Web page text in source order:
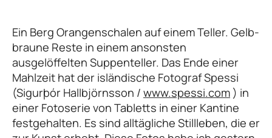
Ein Berg Orangenschalen auf einem Teller. Gelb-
braune Reste in einem ansonsten
ausgelöffelten Suppenteller. Das Ende einer
Mahlzeit hat der isländische Fotograf Spessi
(Sigurþór Hallbjörnsson / www.spessi.com ) in
einer Fotoserie von Tabletts in einer Kantine
festgehalten. Es sind alltägliche Stillleben, die er